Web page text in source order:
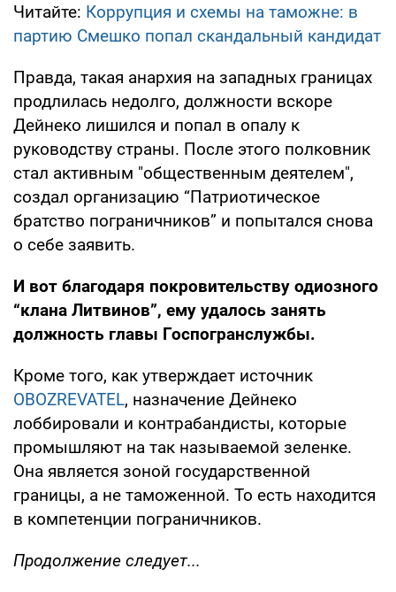
Читайте: Коррупция и схемы на таможне: в
партию Смешко попал скандальный кандидат
Правда, такая анархия на западных границах
продлилась недолго, должности вскоре
Дейнеко лишился и попал в опалу к
руководству страны. После этого полковник
стал активным "общественным деятелем",
создал организацию “Патриотическое
братство пограничников” и попытался снова
о себе заявить.
И вот благодаря покровительству одиозного
“клана Литвинов”, ему удалось занять
должность главы Госпогранслужбы.
Кроме того, как утверждает источник
OBOZREVATEL, назначение Дейнеко
лоббировали и контрабандисты, которые
промышляют на так называемой зеленке.
Она является зоной государственной
границы, а не таможенной. То есть находится
в компетенции пограничников.
Продолжение следует...